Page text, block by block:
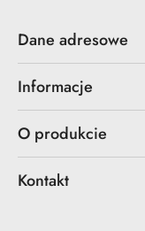
Dane adresowe
Informacje
O produkcie
Kontakt